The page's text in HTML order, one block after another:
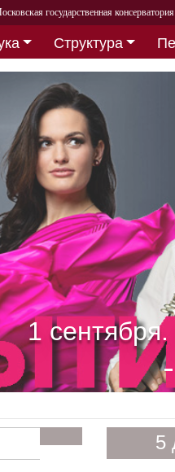
государственная
Структура
5